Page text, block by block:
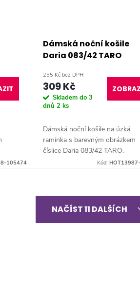
105474
Dámská noční košile
Daria 083/42 TARO
255 Kč bez DPH
309 Kč
Skladem do 3
dnů2 ks
Dámská noční košile na úzká
ramínka s barevným obrázkem
číslice Daria 083/42 TARO.
Kód:
NAČÍST 11 DALŠÍCH